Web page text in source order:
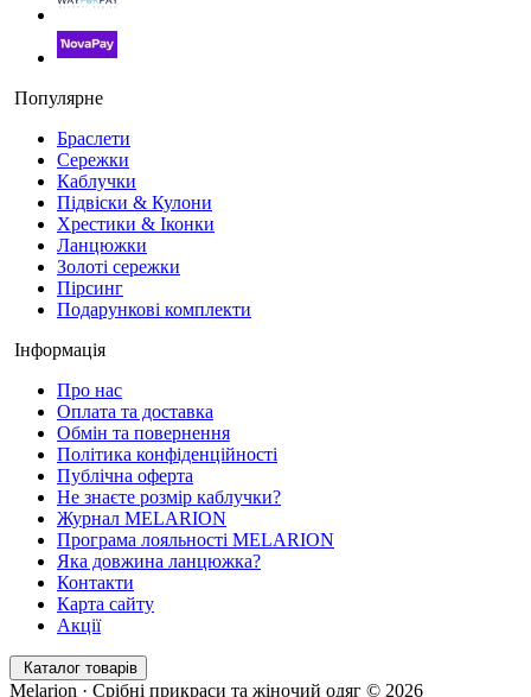
Популярне
Браслети
Сережки
Каблучки
Підвіски & Кулони
Хрестики & Іконки
Ланцюжки
Золоті сережки
Пірсинг
Подарункові комплекти
Інформація
Про нас
Оплата та доставка
Обмін та повернення
Політика конфіденційності
Публічна оферта
Не знаєте розмір каблучки?
Журнал MELARION
Програма лояльності MELARION
Яка довжина ланцюжка?
Контакти
Карта сайту
Акції
Каталог товарів
Melarion · Срібні прикраси та жіночий одяг © 2026